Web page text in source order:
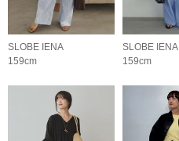
SLOBE IENA
159cm
SLOBE IENA
159cm